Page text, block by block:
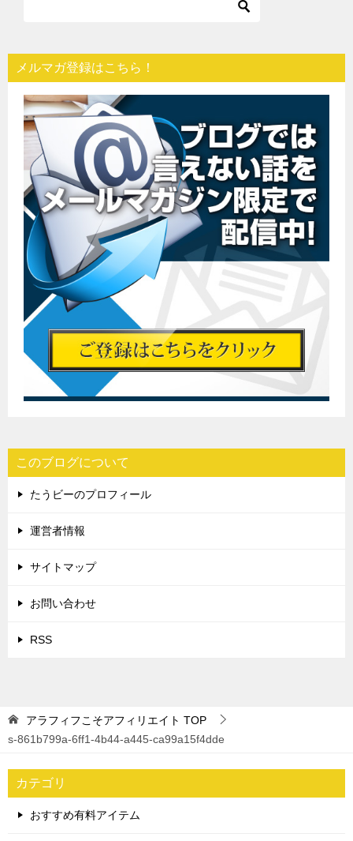
メルマガ登録はこちら！
このブログについて
たうビーのプロフィール
運営者情報
サイトマップ
お問い合わせ
RSS
アラフィフこそアフィリエイト TOP
s-861b799a-6ff1-4b44-a445-ca99a15f4dde
カテゴリ
おすすめ有料アイテム